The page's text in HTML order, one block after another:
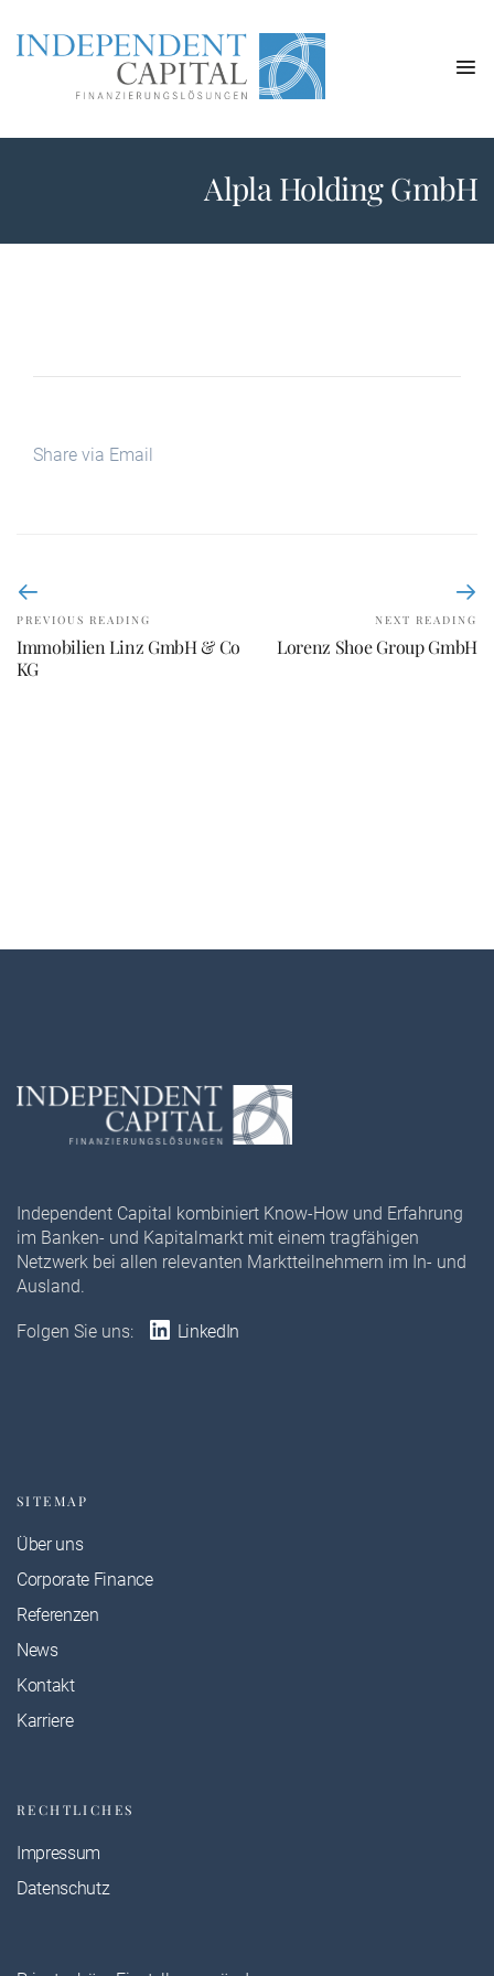
Alpla Holding GmbH
Share via Email
PREVIOUS READING
Immobilien Linz GmbH & Co
KG
NEXT READING
Lorenz Shoe Group GmbH
Independent Capital kombiniert Know-How und Erfahrung
im Banken- und Kapitalmarkt mit einem tragfähigen
Netzwerk bei allen relevanten Marktteilnehmern im In- und
Ausland.
Folgen Sie uns: LinkedIn
SITEMAP
Über uns
Corporate Finance
Referenzen
News
Kontakt
Karriere
RECHTLICHES
Impressum
Datenschutz